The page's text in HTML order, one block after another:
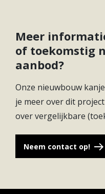
Meer
of toekomstig
aanbod?
Onze nieuwbouw
je meer over dit
over vergelijkbare
Neem contact op!